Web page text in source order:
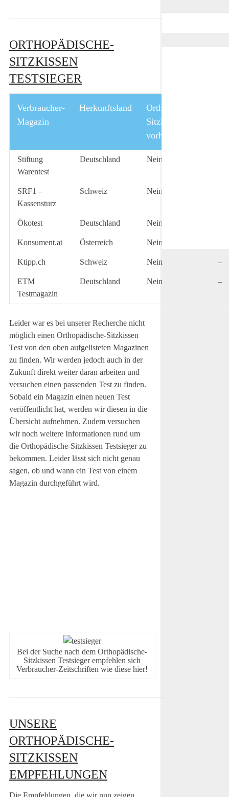
ORTHOPÄDISCHE-
SITZKISSEN
TESTSIEGER
Verbraucher-
Magazin
Herkunftsland
Orthopädische-
Sitzkissen Test
vorhanden?
Stiftung
Warentest
Deutschland Nein
SRF1 –
Kassensturz
Schweiz Nein
Ökotest Deutschland Nein
Konsument.at Österreich Nein
Ktipp.ch Schweiz Nein –
ETM
Testmagazin
Deutschland Nein –
Leider war es bei unserer Recherche nicht
möglich einen Orthopädische-Sitzkissen
Test von den oben aufgelisteten Magazinen
zu finden. Wir werden jedoch auch in der
Zukunft direkt weiter daran arbeiten und
versuchen einen passenden Test zu finden.
Sobald ein Magazin einen neuen Test
veröffentlicht hat, werden wir diesen in die
Übersicht aufnehmen. Zudem versuchen
wir noch weitere Informationen rund um
die Orthopädische-Sitzkissen Testsieger zu
bekommen. Leider lässt sich nicht genau
sagen, ob und wann ein Test von einem
Magazin durchgeführt wird.
Bei der Suche nach dem Orthopädische-
Sitzkissen Testsieger empfehlen sich
Verbraucher-Zeitschriften wie diese hier!
UNSERE
ORTHOPÄDISCHE-
SITZKISSEN
EMPFEHLUNGEN
Die Empfehlungen, die wir nun zeigen,